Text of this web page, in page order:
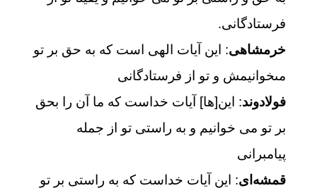
فرستادگانی.
خرمشاهی: اين آيات الهى است كه به حق بر تو
مى‏خوانيمش و تو از فرستادگانى‏
فولادوند: اين[ها] آيات خداست كه ما آن را بحق
بر تو مى‏ خوانيم و به راستى تو از جمله
پيامبرانى
قمشه‌ای: این آیات خداست که به راستی بر تو